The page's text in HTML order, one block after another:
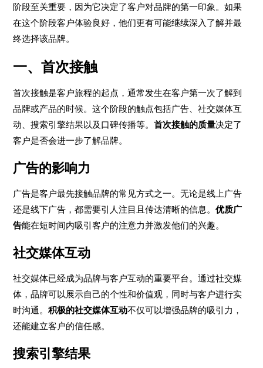
阶段至关重要，因为它决定了客户对品牌的第一印象。如果
在这个阶段客户体验良好，他们更有可能继续深入了解并最
终选择该品牌。
一、首次接触
首次接触是客户旅程的起点，通常发生在客户第一次了解到
品牌或产品的时候。这个阶段的触点包括广告、社交媒体互
动、搜索引擎结果以及口碑传播等。首次接触的质量决定了
客户是否会进一步了解品牌。
广告的影响力
广告是客户最先接触品牌的常见方式之一。无论是线上广告
还是线下广告，都需要引人注目且传达清晰的信息。优质广
告能在短时间内吸引客户的注意力并激发他们的兴趣。
社交媒体互动
社交媒体已经成为品牌与客户互动的重要平台。通过社交媒
体，品牌可以展示自己的个性和价值观，同时与客户进行实
时沟通。积极的社交媒体互动不仅可以增强品牌的吸引力，
还能建立客户的信任感。
搜索引擎结果